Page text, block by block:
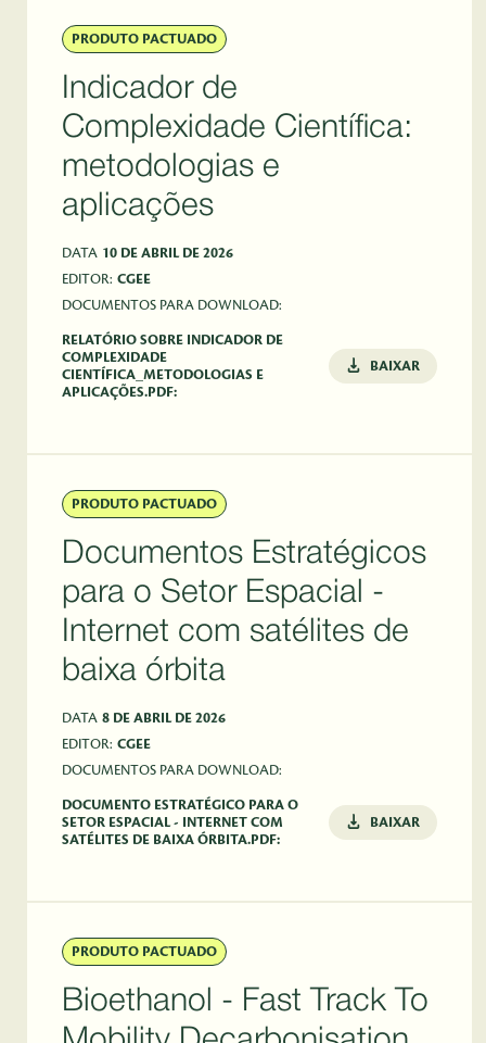
PRODUTO PACTUADO
Indicador de
Complexidade Científica:
metodologias e
aplicações
DATA 10 DE ABRIL DE 2026
EDITOR: CGEE
DOCUMENTOS PARA DOWNLOAD:
RELATÓRIO SOBRE INDICADOR DE
COMPLEXIDADE
CIENTÍFICA_METODOLOGIAS E
APLICAÇÕES.PDF:
BAIXAR
PRODUTO PACTUADO
Documentos Estratégicos
para o Setor Espacial -
Internet com satélites de
baixa órbita
DATA 8 DE ABRIL DE 2026
EDITOR: CGEE
DOCUMENTOS PARA DOWNLOAD:
DOCUMENTO ESTRATÉGICO PARA O
SETOR ESPACIAL - INTERNET COM
SATÉLITES DE BAIXA ÓRBITA.PDF:
BAIXAR
PRODUTO PACTUADO
Bioethanol - Fast Track To